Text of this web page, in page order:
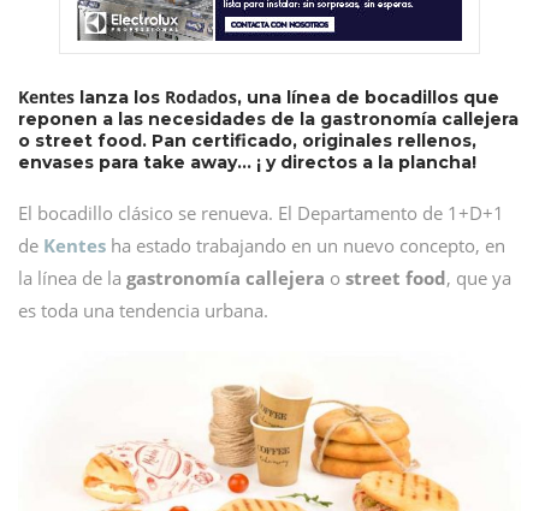
Kentes lanza los Rodados, una línea de bocadillos que
reponen a las necesidades de la gastronomía callejera
o street food. Pan certificado, originales rellenos,
envases para take away… ¡ y directos a la plancha!
El bocadillo clásico se renueva. El Departamento de 1+D+1
de Kentes ha estado trabajando en un nuevo concepto, en
la línea de la gastronomía callejera o street food, que ya
es toda una tendencia urbana.